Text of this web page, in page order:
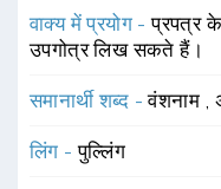
वाक्य में प्रयोग -प्रपत्र
उपगोत्र लिख सकते हैं।
समानार्थी शब्द -वंशनाम ,
लिंग -पुल्लिंग